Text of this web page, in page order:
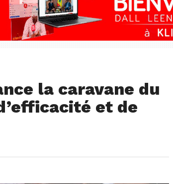
la caravane du
et de